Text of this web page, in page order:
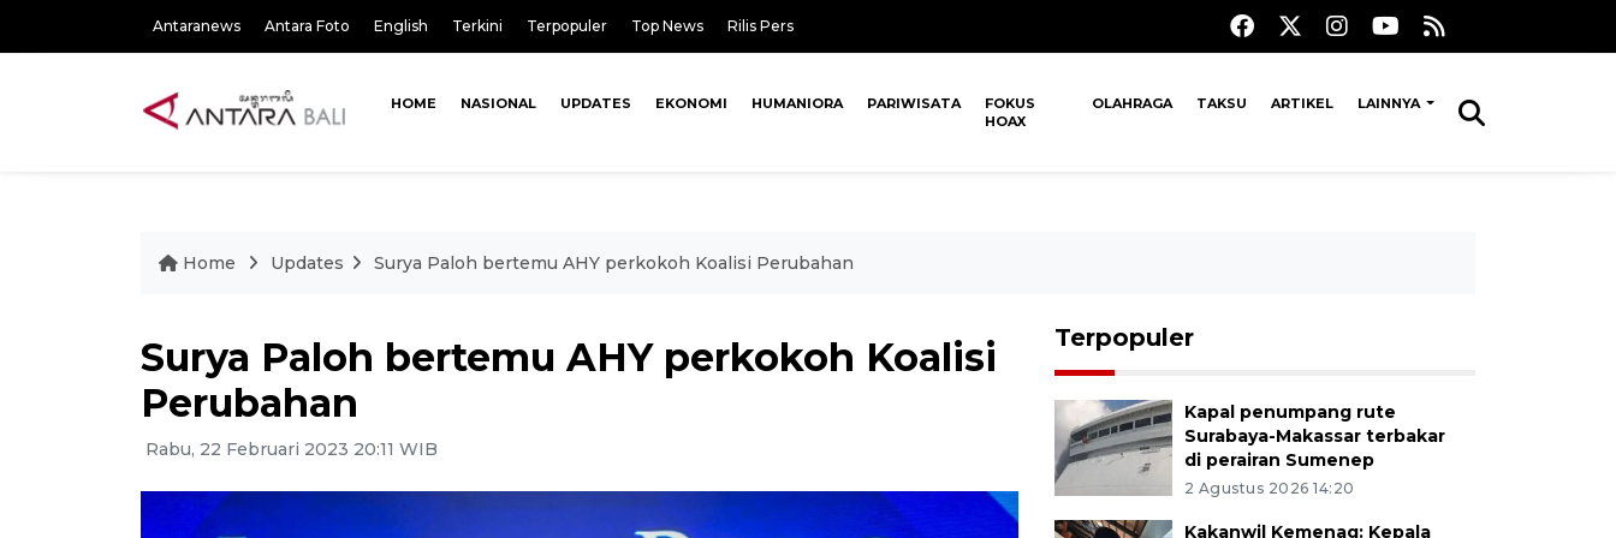
Antaranews Antara Foto English Terkini Terpopuler Top News Rilis Pers
HOME NASIONAL UPDATES EKONOMI HUMANIORA PARIWISATA
FOKUS
HOAX
OLAHRAGA TAKSU ARTIKEL LAINNYA
Home Updates Surya Paloh bertemu AHY perkokoh Koalisi Perubahan
Surya Paloh bertemu AHY perkokoh Koalisi
Perubahan
Rabu, 22 Februari 2023 20:11 WIB
Terpopuler
Kapal penumpang rute
Surabaya-Makassar terbakar
di perairan Sumenep
2 Agustus 2026 14:20
Kakanwil Kemenag: Kepala